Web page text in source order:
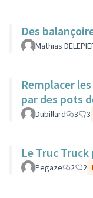
Des
Mathias
Remplacer
par des pots
Dubillard 3 3
Le Truc
Pegaze 2 2